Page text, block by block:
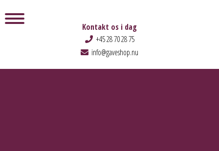
Kontakt os i dag
+45 28 70 28 75
info@gaveshop.nu